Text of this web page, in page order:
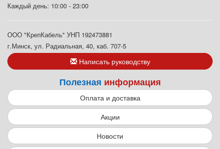
Каждый день: 10:00 - 23:00
ООО "КрепКабель" УНП 192473881
г.Минск, ул. Радиальная, 40, каб. 707-5
Написать руководству
Полезная информация
Оплата и доставка
Акции
Новости